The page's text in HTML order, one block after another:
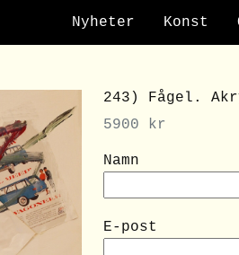
Nyheter Konst
243) Fågel.
5900
kr
Namn
E-post